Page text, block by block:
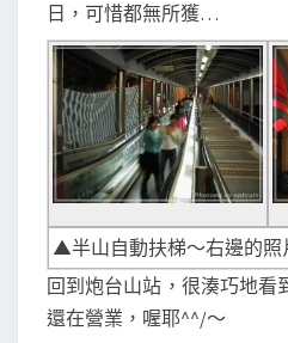
日，可惜都無所獲…
▲半山自動扶梯～右邊的照
回到炮台山站，很湊巧地看
還在營業，喔耶^^/～